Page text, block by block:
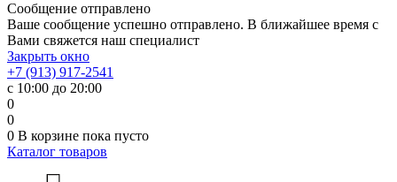
Сообщение отправлено
Ваше сообщение успешно отправлено. В ближайшее время с
Вами свяжется наш специалист
Закрыть окно
+7 (913) 917-2541
с 10:00 до 20:00
0
0
0 В корзине пока пусто
Каталог товаров